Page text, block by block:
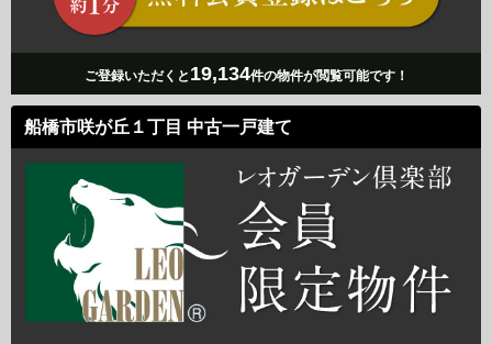
ご登録いただくと 19,134件の物件が閲覧可能です！
船橋市咲が丘１丁目 中古一戸建て